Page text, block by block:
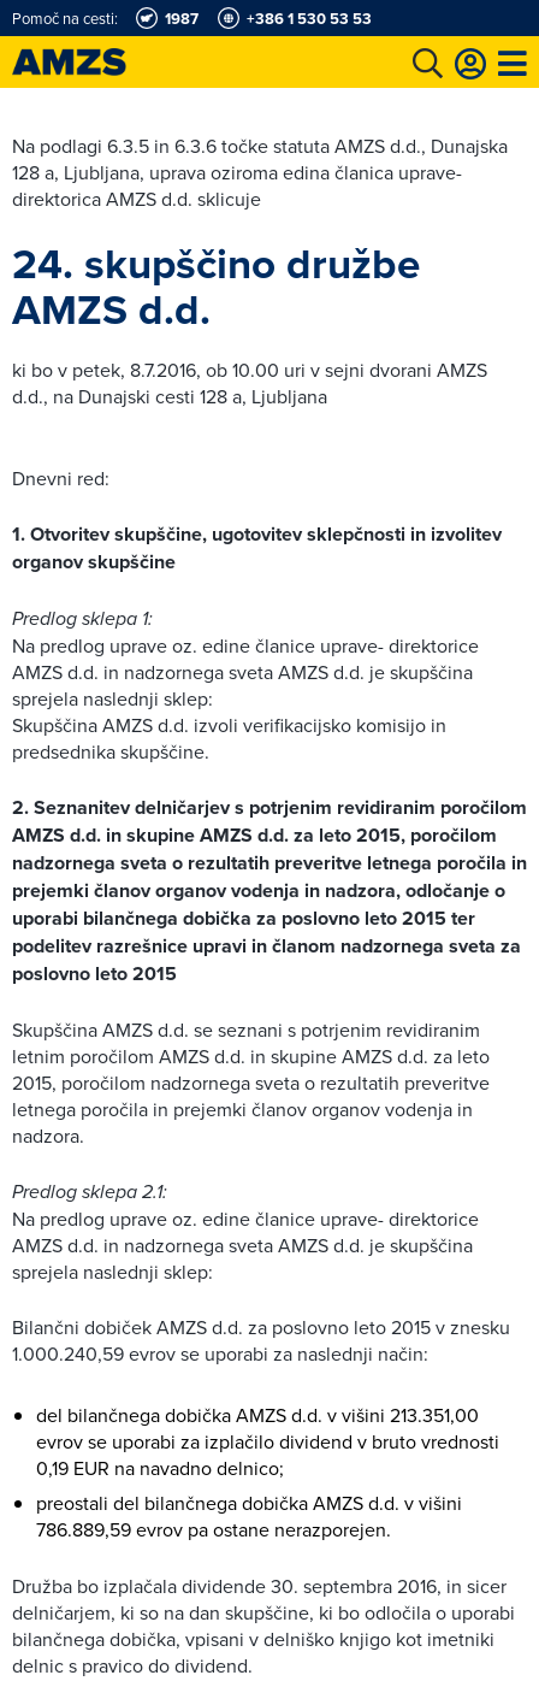
Pomoč na cesti: 1987 +386 1 530 53 53
Na podlagi 6.3.5 in 6.3.6 točke statuta AMZS d.d., Dunajska
128 a, Ljubljana, uprava oziroma edina članica uprave-
direktorica AMZS d.d. sklicuje
24. skupščino družbe
AMZS d.d.
ki bo v petek, 8.7.2016, ob 10.00 uri v sejni dvorani AMZS
d.d., na Dunajski cesti 128 a, Ljubljana
Dnevni red:
1. Otvoritev skupščine, ugotovitev sklepčnosti in izvolitev
organov skupščine
Predlog sklepa 1:
Na predlog uprave oz. edine članice uprave- direktorice
AMZS d.d. in nadzornega sveta AMZS d.d. je skupščina
sprejela naslednji sklep:
Skupščina AMZS d.d. izvoli verifikacijsko komisijo in
predsednika skupščine.
2. Seznanitev delničarjev s potrjenim revidiranim poročilom
AMZS d.d. in skupine AMZS d.d. za leto 2015, poročilom
nadzornega sveta o rezultatih preveritve letnega poročila in
prejemki članov organov vodenja in nadzora, odločanje o
uporabi bilančnega dobička za poslovno leto 2015 ter
podelitev razrešnice upravi in članom nadzornega sveta za
poslovno leto 2015
Skupščina AMZS d.d. se seznani s potrjenim revidiranim
letnim poročilom AMZS d.d. in skupine AMZS d.d. za leto
2015, poročilom nadzornega sveta o rezultatih preveritve
letnega poročila in prejemki članov organov vodenja in
nadzora.
Predlog sklepa 2.1:
Na predlog uprave oz. edine članice uprave- direktorice
AMZS d.d. in nadzornega sveta AMZS d.d. je skupščina
sprejela naslednji sklep:
Bilančni dobiček AMZS d.d. za poslovno leto 2015 v znesku
1.000.240,59 evrov se uporabi za naslednji način:
del bilančnega dobička AMZS d.d. v višini 213.351,00
evrov se uporabi za izplačilo dividend v bruto vrednosti
0,19 EUR na navadno delnico;
preostali del bilančnega dobička AMZS d.d. v višini
786.889,59 evrov pa ostane nerazporejen.
Družba bo izplačala dividende 30. septembra 2016, in sicer
delničarjem, ki so na dan skupščine, ki bo odločila o uporabi
bilančnega dobička, vpisani v delniško knjigo kot imetniki
delnic s pravico do dividend.